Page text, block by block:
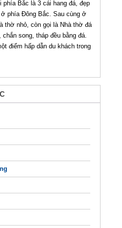
Bắc là 3 cái hang đá, đẹp
phía Ðông Bắc. Sau cùng ở
thờ nhỏ, còn gọi là Nhà thờ đá
song, tháp đều bằng đá.
điểm hấp dẫn du khách trong